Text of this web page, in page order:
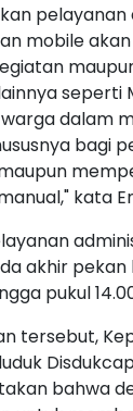
mobile
seperti
dalam
bagi
kata
akhir
pukul
tersebut,
bahwa